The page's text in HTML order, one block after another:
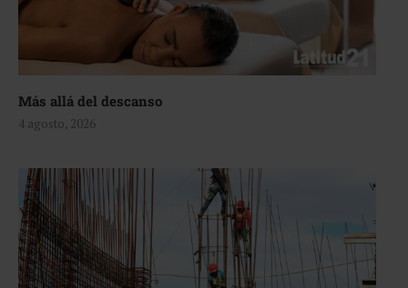
Más allá del descanso
4 agosto, 2026